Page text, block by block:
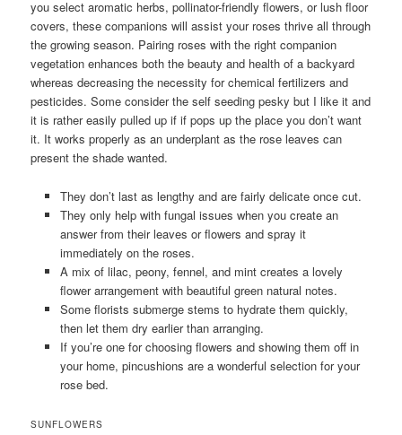
you select aromatic herbs, pollinator-friendly flowers, or lush floor
covers, these companions will assist your roses thrive all through
the growing season. Pairing roses with the right companion
vegetation enhances both the beauty and health of a backyard
whereas decreasing the necessity for chemical fertilizers and
pesticides. Some consider the self seeding pesky but I like it and
it is rather easily pulled up if if pops up the place you don’t want
it. It works properly as an underplant as the rose leaves can
present the shade wanted.
They don’t last as lengthy and are fairly delicate once cut.
They only help with fungal issues when you create an
answer from their leaves or flowers and spray it
immediately on the roses.
A mix of lilac, peony, fennel, and mint creates a lovely
flower arrangement with beautiful green natural notes.
Some florists submerge stems to hydrate them quickly,
then let them dry earlier than arranging.
If you’re one for choosing flowers and showing them off in
your home, pincushions are a wonderful selection for your
rose bed.
SUNFLOWERS